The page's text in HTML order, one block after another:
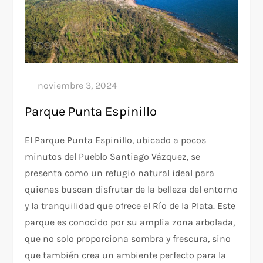
Parque Punta Espinillo
El Parque Punta Espinillo, ubicado a pocos
minutos del Pueblo Santiago Vázquez, se
presenta como un refugio natural ideal para
quienes buscan disfrutar de la belleza del entorno
y la tranquilidad que ofrece el Río de la Plata. Este
parque es conocido por su amplia zona arbolada,
que no solo proporciona sombra y frescura, sino
que también crea un ambiente perfecto para la